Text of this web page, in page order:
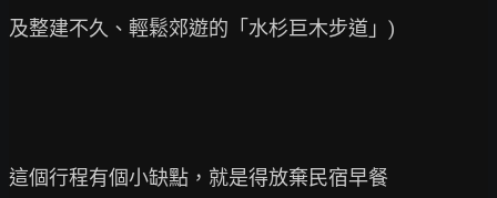
及整建不久、輕鬆郊遊的「水杉巨木步道」)
這個行程有個小缺點，就是得放棄民宿早餐